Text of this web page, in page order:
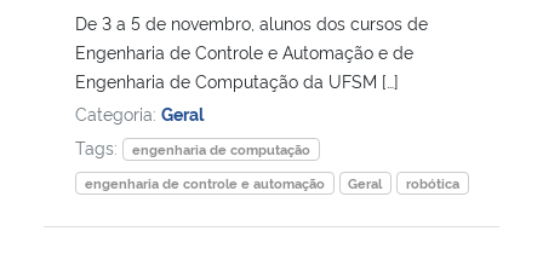
De 3 a 5 de novembro, alunos dos cursos de
Engenharia de Controle e Automação e de
Engenharia de Computação da UFSM […]
Categoria: Geral
Tags:
engenharia de computação
engenharia de controle e automação
Geral robótica